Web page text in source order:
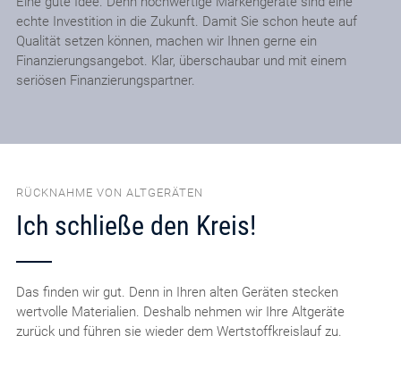
echte Investition in die Zukunft. Damit Sie schon heute auf
Qualität setzen können, machen wir Ihnen gerne ein
Finanzierungsangebot. Klar, überschaubar und mit einem
seriösen Finanzierungspartner.
RÜCKNAHME VON ALTGERÄTEN
Ich schließe den Kreis!
Das finden wir gut. Denn in Ihren alten Geräten stecken
wertvolle Materialien. Deshalb nehmen wir Ihre Altgeräte
zurück und führen sie wieder dem Wertstoffkreislauf zu.